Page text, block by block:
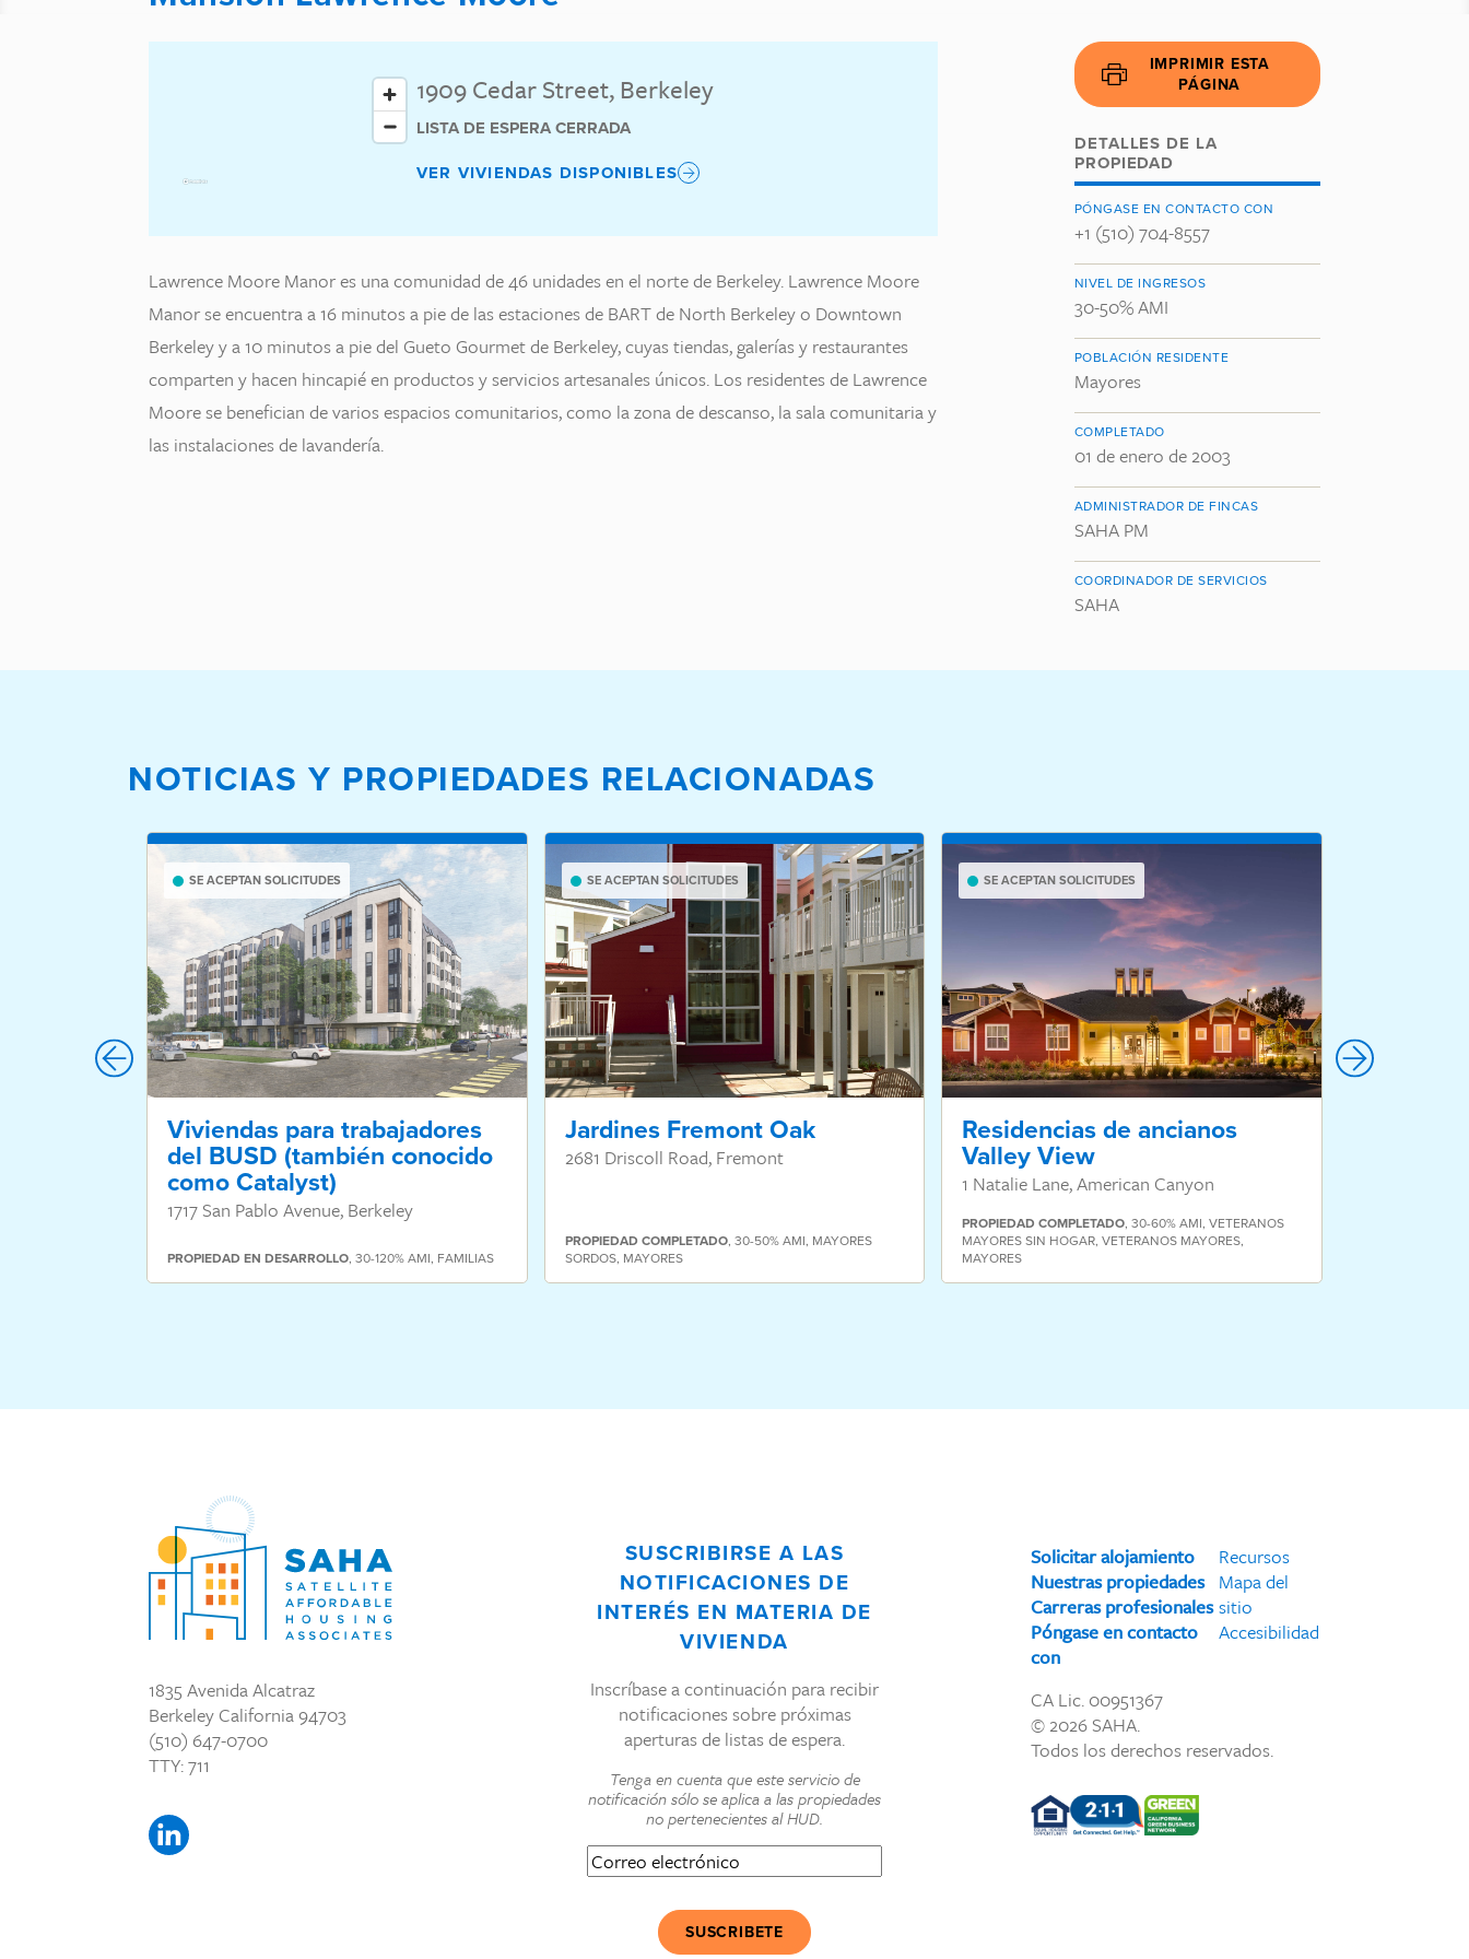
1909 Cedar Street, Berkeley
LISTA DE ESPERA CERRADA
VER VIVIENDAS DISPONIBLES
IMPRIMIR ESTA
PÁGINA
DETALLES DE LA
PROPIEDAD
PÓNGASE EN CONTACTO CON
+1 (510) 704-8557
NIVEL DE INGRESOS
30-50% AMI
POBLACIÓN RESIDENTE
Mayores
COMPLETADO
01 de enero de 2003
ADMINISTRADOR DE FINCAS
SAHA PM
COORDINADOR DE SERVICIOS
SAHA
Lawrence Moore Manor es una comunidad de 46 unidades en el norte de Berkeley. Lawrence Moore
Manor se encuentra a 16 minutos a pie de las estaciones de BART de North Berkeley o Downtown
Berkeley y a 10 minutos a pie del Gueto Gourmet de Berkeley, cuyas tiendas, galerías y restaurantes
comparten y hacen hincapié en productos y servicios artesanales únicos. Los residentes de Lawrence
Moore se benefician de varios espacios comunitarios, como la zona de descanso, la sala comunitaria y
las instalaciones de lavandería.
NOTICIAS Y PROPIEDADES RELACIONADAS
SE ACEPTAN SOLICITUDES
Viviendas para trabajadores
del BUSD (también conocido
como Catalyst)
1717 San Pablo Avenue, Berkeley
PROPIEDAD EN DESARROLLO, 30-120% AMI, FAMILIAS
SE ACEPTAN SOLICITUDES
Jardines Fremont Oak
2681 Driscoll Road, Fremont
PROPIEDAD COMPLETADO, 30-50% AMI, MAYORES
SORDOS, MAYORES
SE ACEPTAN SOLICITUDES
Residencias de ancianos
Valley View
1 Natalie Lane, American Canyon
PROPIEDAD COMPLETADO,30-60% AMI,VETERANOS
MAYORES SIN HOGAR,VETERANOS MAYORES,
MAYORES
1835 Avenida Alcatraz
Berkeley California 94703
(510) 647-0700
TTY: 711
SUSCRIBIRSE A LAS
NOTIFICACIONES DE
INTERÉS EN MATERIA DE
VIVIENDA
Inscríbase a continuación para recibir
notificaciones sobre próximas
aperturas de listas de espera.
Tenga en cuenta que este servicio de
notificación sólo se aplica a las propiedades
no pertenecientes al HUD.
Correo
electrónico(Obligatorio)
Solicitar alojamiento
Nuestras propiedades
Carreras profesionales
Póngase en contacto
con
Recursos
Mapa del
sitio
Accesibilidad
CA Lic. 00951367
© 2026 SAHA.
Todos los derechos reservados.